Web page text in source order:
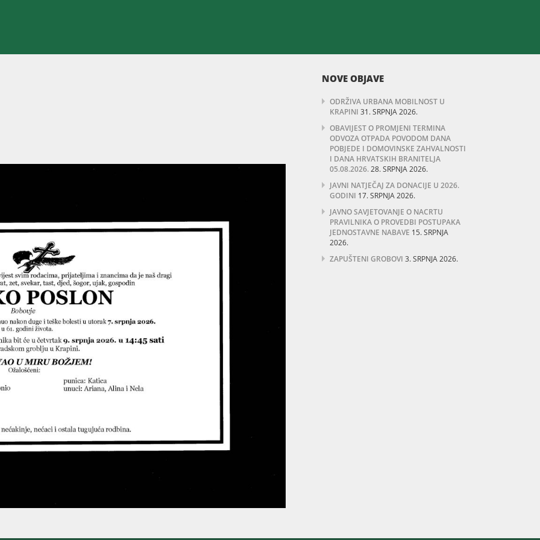
NOVE OBJAVE
ODRŽIVA URBANA MOBILNOST U
KRAPINI 31. SRPNJA 2026.
OBAVIJEST O PROMJENI TERMINA
ODVOZA OTPADA POVODOM DANA
POBJEDE I DOMOVINSKE ZAHVALNOSTI
I DANA HRVATSKIH BRANITELJA
05.08.2026.28. SRPNJA 2026.
JAVNI NATJEČAJ ZA DONACIJE U 2026.
GODINI 17. SRPNJA 2026.
JAVNO SAVJETOVANJE O NACRTU
PRAVILNIKA O PROVEDBI POSTUPAKA
JEDNOSTAVNE NABAVE 15. SRPNJA
2026.
ZAPUŠTENI GROBOVI 3. SRPNJA 2026.